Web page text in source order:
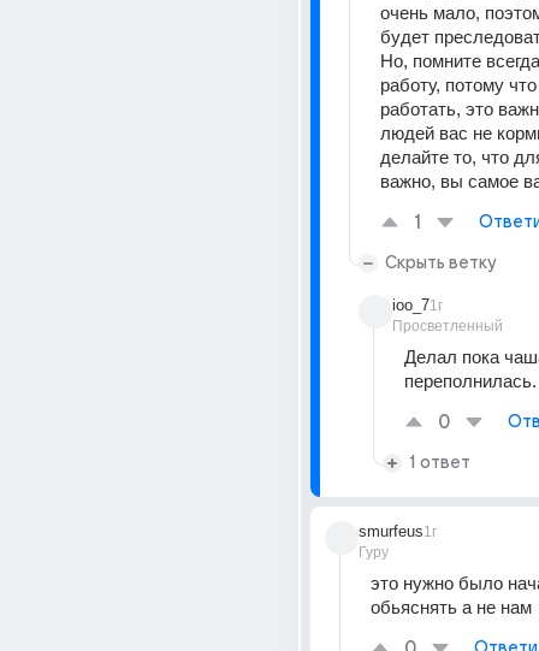
очень мало,
будет
Но, помните
работу, потому
работать, это
людей вас не
делайте то, что
важно, вы самое
1
Скрыть ветку
ioo_7
Просветленный
1г
Делал пока
переполнилась.
0
1 ответ
smurfeus
Гуру
1г
это нужно было
обьяснять а не нам